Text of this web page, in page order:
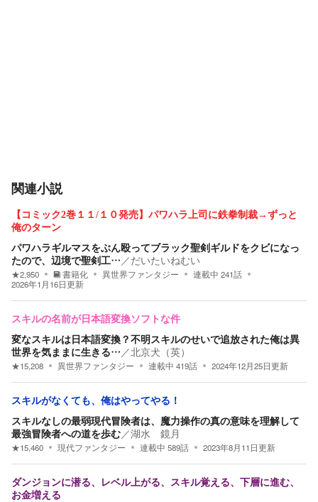
関連小説
【コミック2巻１１/１０発売】パワハラ上司に鉄拳制裁→ずっと
俺のターン
パワハラギルマスをぶん殴ってブラック聖剣ギルドをクビになっ
たので、辺境で聖剣工… ／だいたいねむい
★2,950 書籍化 異世界ファンタジー 連載中 241話
2026年1月16日更新
スキルの名前が日本語変換ソフトな件
変なスキルは日本語変換？不明スキルのせいで追放された俺は異
世界を気ままに生きる… ／北京犬（英）
★15,208 異世界ファンタジー 連載中 419話 2024年12月25日更新
スキルがなくても、俺はやってやる！
スキルなしの最弱現代冒険者は、魔力操作の真の意味を理解して
最強冒険者への道を歩む／湖水 鏡月
★15,460 現代ファンタジー 連載中 589話 2023年8月11日更新
ダンジョンに潜る、レベル上がる、スキル覚える、下層に進む、
お金増える